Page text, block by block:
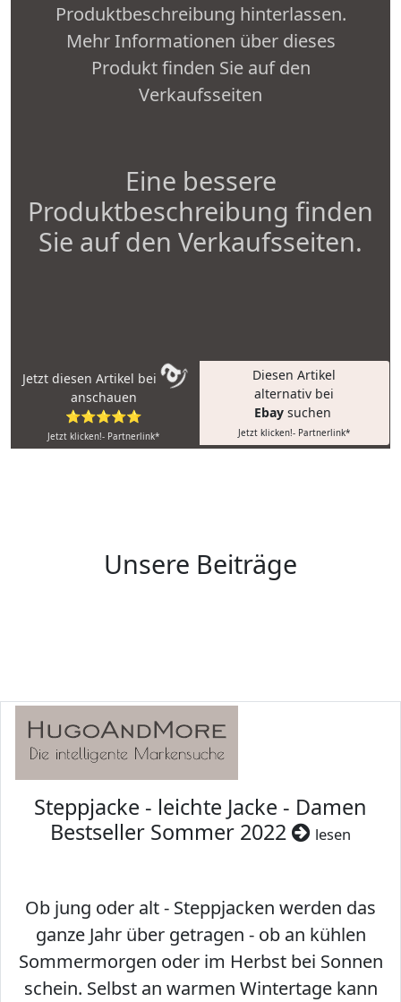
Produktbeschreibung hinterlassen.
Mehr Informationen über dieses
Produkt finden Sie auf den
Verkaufsseiten
Eine bessere
Produktbeschreibung finden
Sie auf den Verkaufsseiten.
Jetzt diesen Artikel bei
anschauen
⭐⭐⭐⭐⭐
Jetzt klicken!- Partnerlink*
Diesen Artikel
alternativ bei
Ebay suchen
Jetzt klicken!- Partnerlink*
Unsere Beiträge
Steppjacke - leichte Jacke - Damen
Bestseller Sommer 2022
lesen
Ob jung oder alt - Steppjacken werden das
ganze Jahr über getragen - ob an kühlen
Sommermorgen oder im Herbst bei Sonnen
schein. Selbst an warmen Wintertage kann